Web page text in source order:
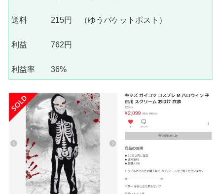
送料 215円 （ゆうパケットポスト）
利益 762円
利益率 36%